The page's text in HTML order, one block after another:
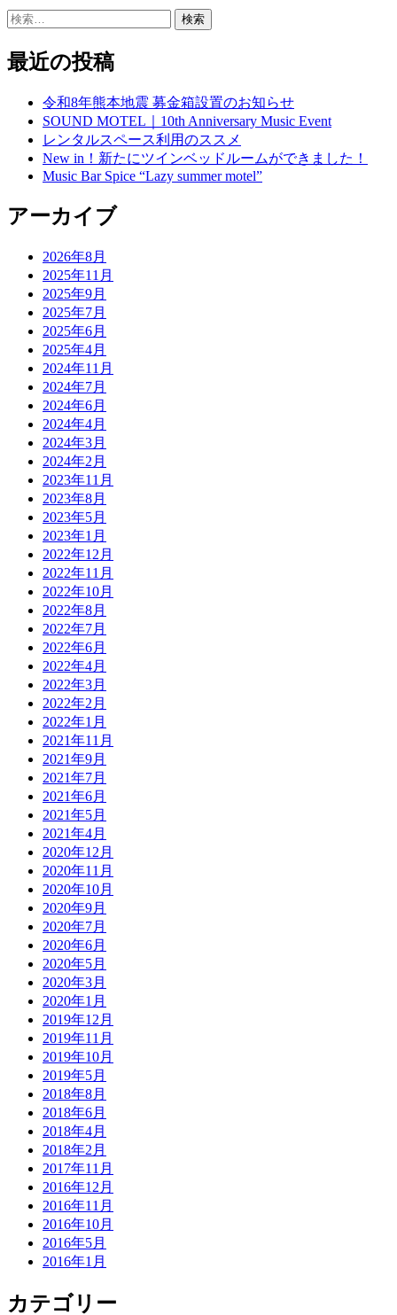
検
最近の投稿
令和8年熊本地震 募金箱設置のお知らせ
SOUND MOTEL｜10th Anniversary Music Event
レンタルスペース利用のススメ
New in！新たにツインベッドルームができました！
Music Bar Spice “Lazy summer motel”
アーカイブ
2026年8月
2025年11月
2025年9月
2025年7月
2025年6月
2025年4月
2024年11月
2024年7月
2024年6月
2024年4月
2024年3月
2024年2月
2023年11月
2023年8月
2023年5月
2023年1月
2022年12月
2022年11月
2022年10月
2022年8月
2022年7月
2022年6月
2022年4月
2022年3月
2022年2月
2022年1月
2021年11月
2021年9月
2021年7月
2021年6月
2021年5月
2021年4月
2020年12月
2020年11月
2020年10月
2020年9月
2020年7月
2020年6月
2020年5月
2020年3月
2020年1月
2019年12月
2019年11月
2019年10月
2019年5月
2018年8月
2018年6月
2018年4月
2018年2月
2017年11月
2016年12月
2016年11月
2016年10月
2016年5月
2016年1月
カテゴリー